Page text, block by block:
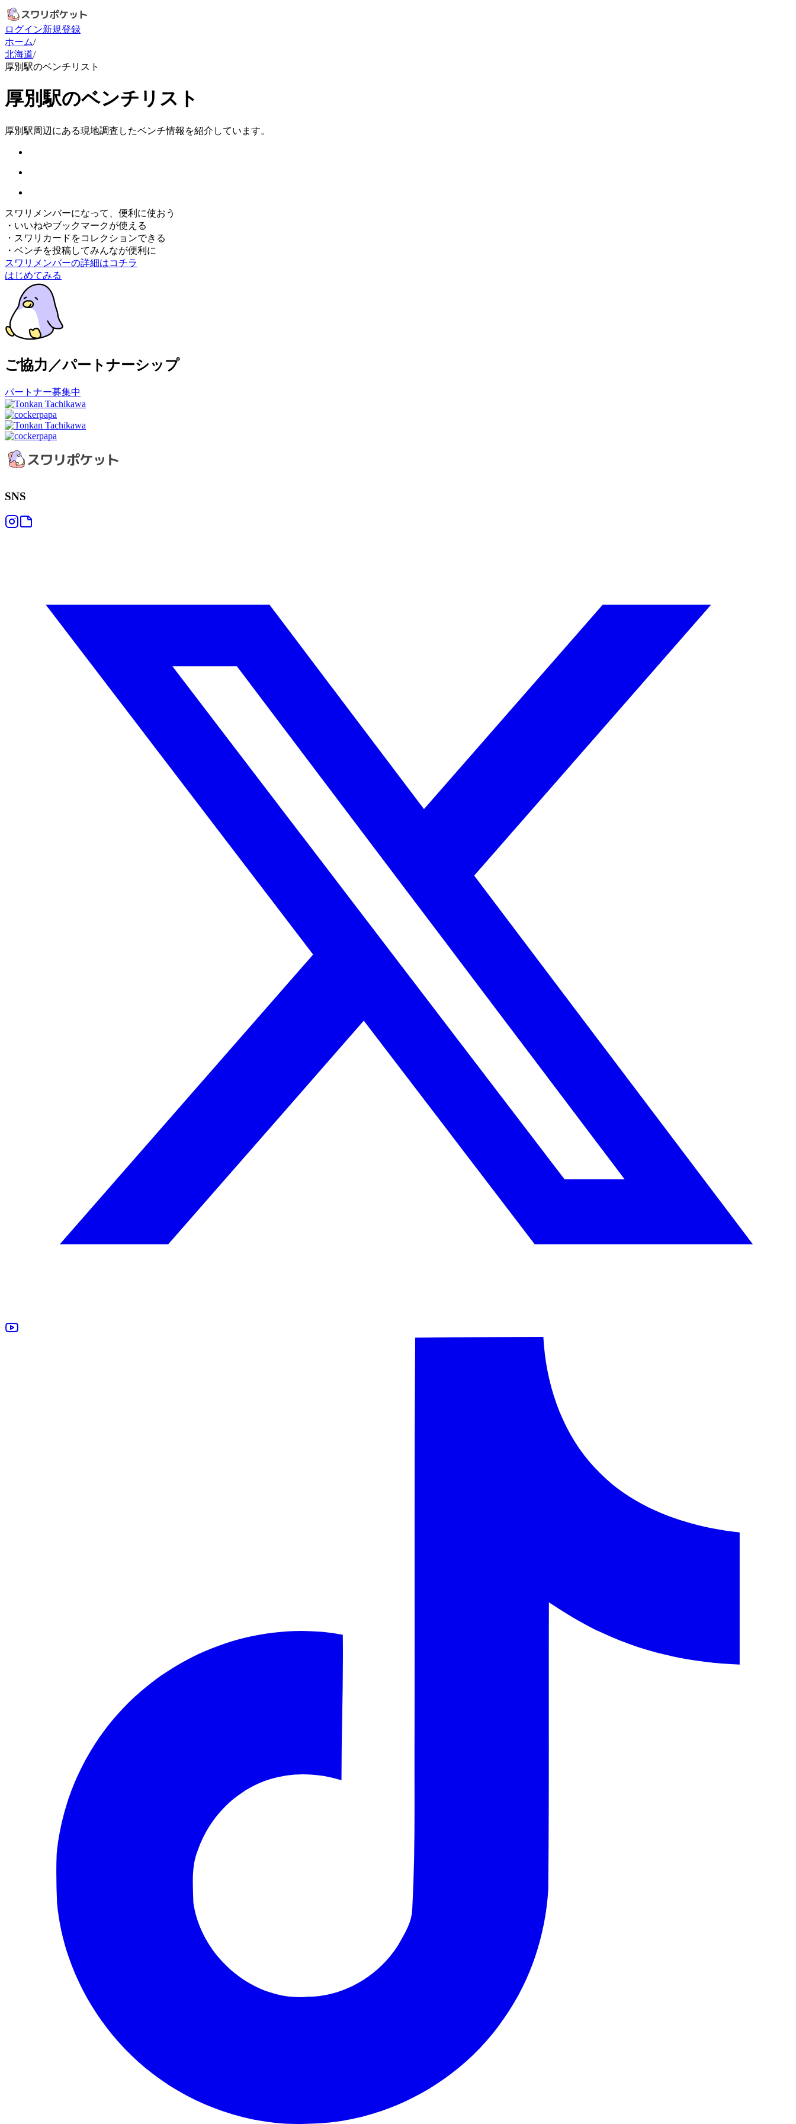
ログイン新規登録
ホーム/
北海道/
厚別駅のベンチリスト
厚別駅のベンチリスト
厚別駅周辺にある現地調査したベンチ情報を紹介しています。
スワリメンバーになって、便利に使おう
・ いいねやブックマークが使える
・ スワリカードをコレクションできる
・ ベンチを投稿してみんなが便利に
スワリメンバーの詳細はコチラ
はじめてみる
ご協力／パートナーシップ
パートナー募集中
SNS